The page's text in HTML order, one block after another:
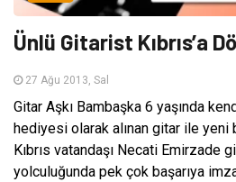
Ünlü Gitarist Kıbrıs’a
27 Ağu 2013, Sal
Gitar Aşkı Bambaşka 6 yaşında
hediyesi olarak alınan gitar ile yeni
Kıbrıs vatandaşı Necati Emirzade
yolculuğunda pek çok başarıya